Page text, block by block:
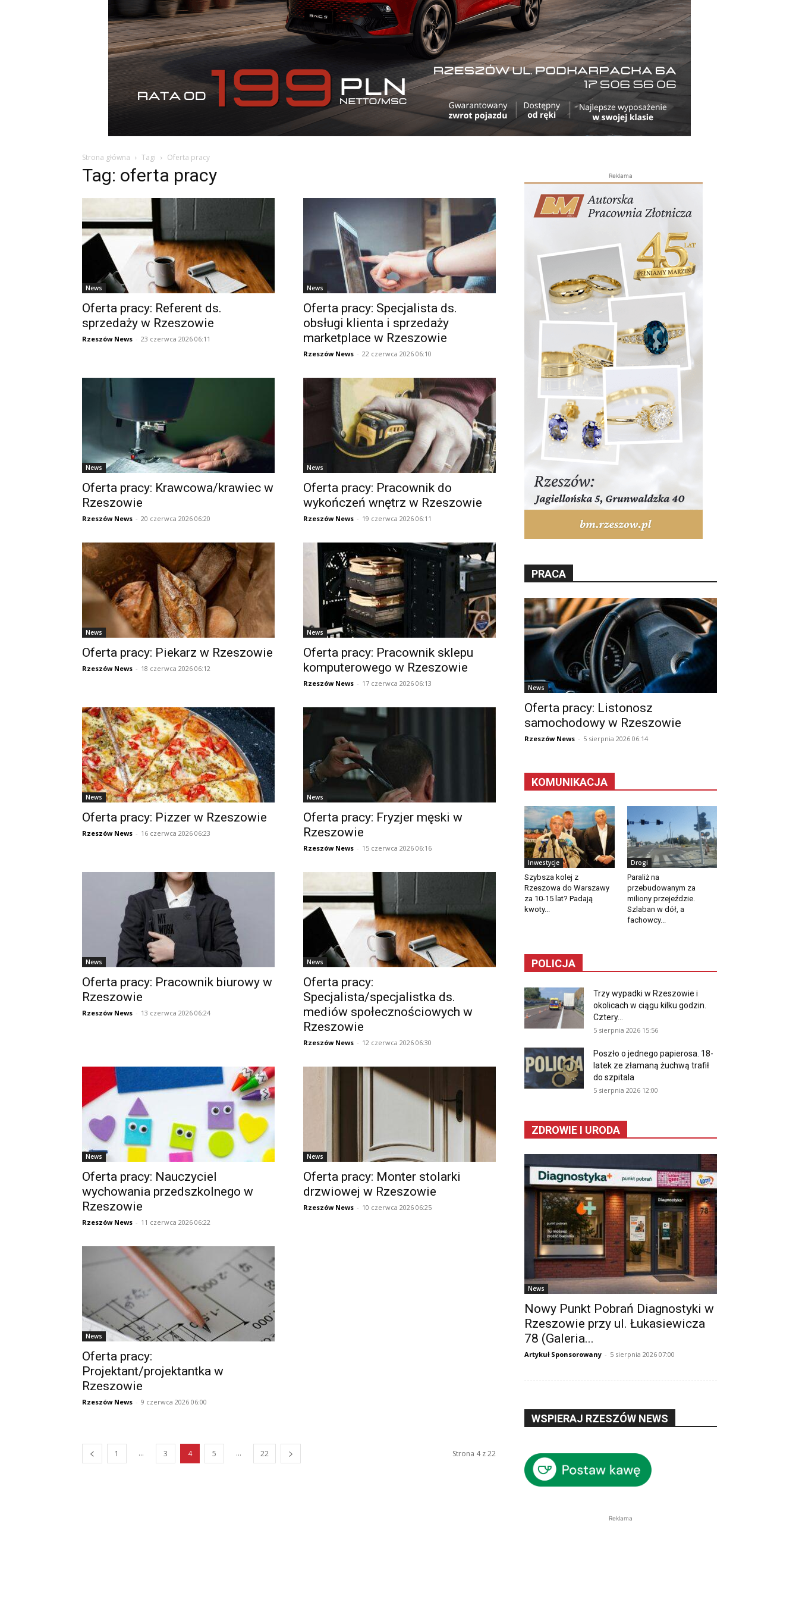
Strona główna Tagi Oferta pracy
Tag: oferta pracy
News
Oferta pracy: Referent ds.
sprzedaży w Rzeszowie
Rzeszów News - 23 czerwca 2026 06:11
News
Oferta pracy: Specjalista ds.
obsługi klienta i sprzedaży
marketplace w Rzeszowie
Rzeszów News - 22 czerwca 2026 06:10
News
Oferta pracy: Krawcowa/krawiec w
Rzeszowie
Rzeszów News - 20 czerwca 2026 06:20
News
Oferta pracy: Pracownik do
wykończeń wnętrz w Rzeszowie
Rzeszów News - 19 czerwca 2026 06:11
News
Oferta pracy: Piekarz w Rzeszowie
Rzeszów News - 18 czerwca 2026 06:12
News
Oferta pracy: Pracownik sklepu
komputerowego w Rzeszowie
Rzeszów News - 17 czerwca 2026 06:13
News
Oferta pracy: Pizzer w Rzeszowie
Rzeszów News - 16 czerwca 2026 06:23
News
Oferta pracy: Fryzjer męski w
Rzeszowie
Rzeszów News - 15 czerwca 2026 06:16
News
Oferta pracy: Pracownik biurowy w
Rzeszowie
Rzeszów News - 13 czerwca 2026 06:24
News
Oferta pracy:
Specjalista/specjalistka ds.
mediów społecznościowych w
Rzeszowie
Rzeszów News - 12 czerwca 2026 06:30
News
Oferta pracy: Nauczyciel
wychowania przedszkolnego w
Rzeszowie
Rzeszów News - 11 czerwca 2026 06:22
News
Oferta pracy: Monter stolarki
drzwiowej w Rzeszowie
Rzeszów News - 10 czerwca 2026 06:25
News
Oferta pracy:
Projektant/projektantka w
Rzeszowie
Rzeszów News - 9 czerwca 2026 06:00
1 ... 3 4 5 ... 22 Strona 4 z 22
Reklama
PRACA
News
Oferta pracy: Listonosz
samochodowy w Rzeszowie
Rzeszów News - 5 sierpnia 2026 06:14
KOMUNIKACJA
Inwestycje
Szybsza kolej z
Rzeszowa do Warszawy
za 10-15 lat? Padają
kwoty...
Drogi
Paraliż na
przebudowanym za
miliony przejeździe.
Szlaban w dół, a
fachowcy...
POLICJA
Trzy wypadki w Rzeszowie i
okolicach w ciągu kilku godzin.
Cztery...
5 sierpnia 2026 15:56
Poszło o jednego papierosa. 18-
latek ze złamaną żuchwą trafił
do szpitala
5 sierpnia 2026 12:00
ZDROWIE I URODA
News
Nowy Punkt Pobrań Diagnostyki w
Rzeszowie przy ul. Łukasiewicza
78 (Galeria...
Artykuł Sponsorowany - 5 sierpnia 2026 07:00
WSPIERAJ RZESZÓW NEWS
Reklama